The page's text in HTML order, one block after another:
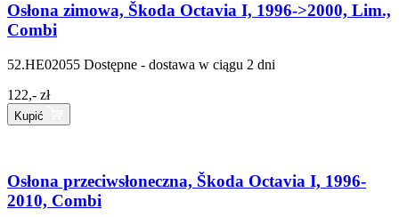
Osłona zimowa, Škoda Octavia I, 1996->2000, Lim.,
Combi
52.HE02055 Dostępne - dostawa w ciągu 2 dni
122,- zł
Kupić
Osłona przeciwsłoneczna, Škoda Octavia I, 1996-
2010, Combi